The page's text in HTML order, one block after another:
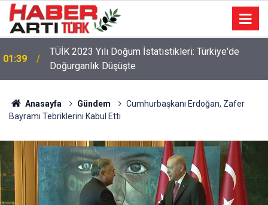
01:39
TÜİK 2023 Yılı Doğum İstatistikleri: Türkiye'de
Doğurganlık Düşüşte
Anasayfa Gündem
Cumhurbaşkanı Erdoğan, Zafer
Bayramı Tebriklerini Kabul Etti